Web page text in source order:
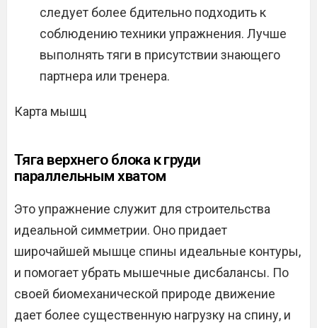
следует более бдительно подходить к
соблюдению техники упражнения. Лучше
выполнять тяги в присутствии знающего
партнера или тренера.
Карта мышц
Тяга верхнего блока к груди
параллельным хватом
Это упражнение служит для строительства
идеальной симметрии. Оно придает
широчайшей мышце спины идеальные контуры,
и помогает убрать мышечные дисбалансы. По
своей биомеханической природе движение
дает более существенную нагрузку на спину, и